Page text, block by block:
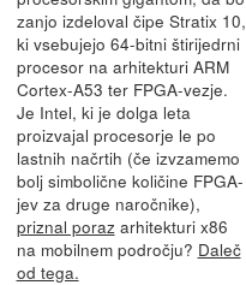
zanjo izdeloval čipe Stratix 10,
ki vsebujejo 64-bitni štirijedrni
procesor na arhitekturi ARM
Cortex-A53 ter FPGA-vezje.
Je Intel, ki je dolga leta
proizvajal procesorje le po
lastnih načrtih (če izvzamemo
bolj simbolične količine FPGA-
jev za druge naročnike),
priznal poraz arhitekturi x86
na mobilnem področju? Daleč
od tega.